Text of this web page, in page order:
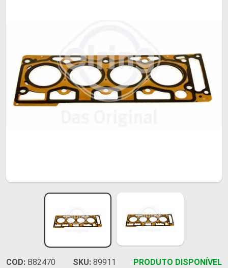
COD: B82470 SKU: 89911 PRODUTO DISPONÍVEL